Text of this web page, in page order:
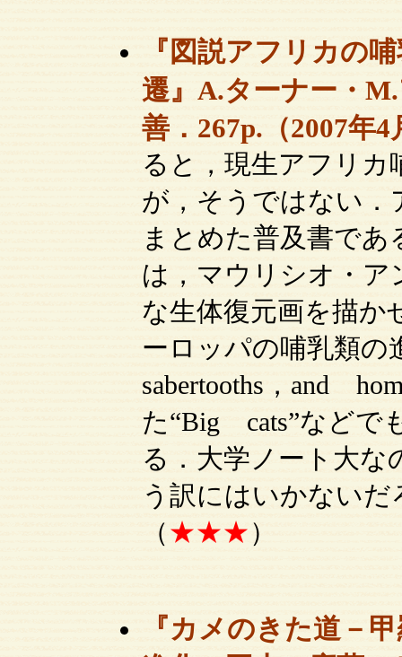
『図説アフリカの
遷』A.ターナー・
善．267p.（2007年4
ると，現生アフリカ
が，そうではない．
まとめた普及書で
は，マウリシオ・ア
な生体復元画を描か
ーロッパの哺乳類の
sabertooths，and
た“Big cats”などで
る．大学ノート大な
う訳にはいかない
（★★★）
『カメのきた道－